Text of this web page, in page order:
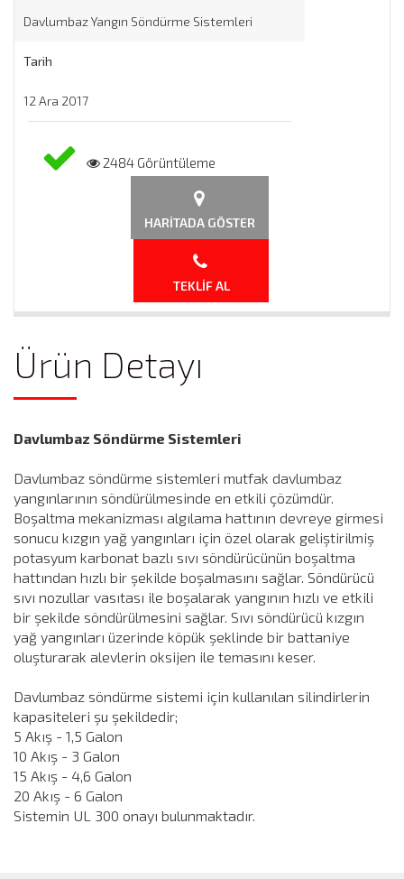
Davlumbaz Yangın Söndürme Sistemleri
Tarih
12 Ara 2017
2484 Görüntüleme
HARITADA GÖSTER
TEKLIF AL
Ürün Detayı
Davlumbaz Söndürme Sistemleri
Davlumbaz söndürme sistemleri mutfak davlumbaz
yangınlarının söndürülmesinde en etkili çözümdür.
Boşaltma mekanizması algılama hattının devreye girmesi
sonucu kızgın yağ yangınları için özel olarak geliştirilmiş
potasyum karbonat bazlı sıvı söndürücünün boşaltma
hattından hızlı bir şekilde boşalmasını sağlar. Söndürücü
sıvı nozullar vasıtası ile boşalarak yangının hızlı ve etkili
bir şekilde söndürülmesini sağlar. Sıvı söndürücü kızgın
yağ yangınları üzerinde köpük şeklinde bir battaniye
oluşturarak alevlerin oksijen ile temasını keser.
Davlumbaz söndürme sistemi için kullanılan silindirlerin
kapasiteleri şu şekildedir;
5 Akış - 1,5 Galon
10 Akış - 3 Galon
15 Akış - 4,6 Galon
20 Akış - 6 Galon
Sistemin UL 300 onayı bulunmaktadır.